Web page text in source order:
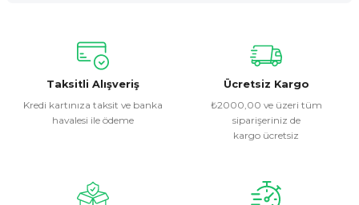
konularda yetersiz gördüğünüz noktaları öneri formunu
kullanarak tarafımıza iletebilirsiniz.
Görüş ve önerileriniz için teşekkür ederiz.
Ürün resmi kalitesiz, bozuk veya görüntülenemiyor.
Ürün fiyatı diğer sitelerden daha pahalı.
Taksitli Alışveriş
Kredi kartınıza taksit ve banka
havalesi ile ödeme
Ücretsiz Kargo
₺2000,00 ve üzeri tüm
siparişeriniz de
kargo ücretsiz